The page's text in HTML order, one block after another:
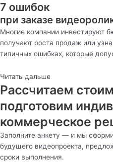
7 ошибок
при заказе
Многие компании инвестируют
получают роста продаж или
типичных ошибках, которые
Читать дальше
Рассчитаем
подготовим
коммерческое
Заполните анкету — и мы
будущего видеопроекта,
сроки выполнения.